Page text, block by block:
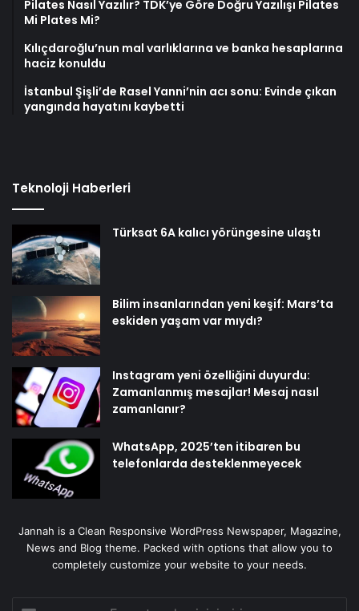
Pilates Nasıl Yazılır? TDK’ye Göre Doğru Yazılışı Pilates
Mi Plates Mi?
Kılıçdaroğlu’nun mal varlıklarına ve banka hesaplarına
haciz konuldu
İstanbul Şişli’de Rasel Yanni’nin acı sonu: Evinde çıkan
yangında hayatını kaybetti
Teknoloji Haberleri
Türksat 6A kalıcı yörüngesine ulaştı
Bilim insanlarından yeni keşif: Mars’ta
eskiden yaşam var mıydı?
Instagram yeni özelliğini duyurdu:
Zamanlanmış mesajlar! Mesaj nasıl
zamanlanır?
WhatsApp, 2025’ten itibaren bu
telefonlarda desteklenmeyecek
Jannah is a Clean Responsive WordPress Newspaper, Magazine,
News and Blog theme. Packed with options that allow you to
completely customize your website to your needs.